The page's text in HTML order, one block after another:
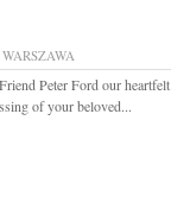
WARSZAWA
Peter Ford our heartfelt
of your beloved...